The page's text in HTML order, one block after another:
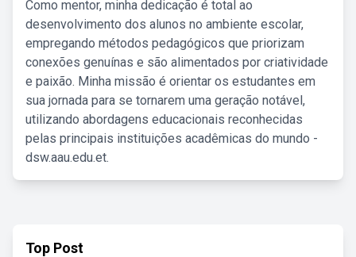
Como mentor, minha dedicação é total ao
desenvolvimento dos alunos no ambiente escolar,
empregando métodos pedagógicos que priorizam
conexões genuínas e são alimentados por criatividade
e paixão. Minha missão é orientar os estudantes em
sua jornada para se tornarem uma geração notável,
utilizando abordagens educacionais reconhecidas
pelas principais instituições acadêmicas do mundo -
dsw.aau.edu.et.
Top Post